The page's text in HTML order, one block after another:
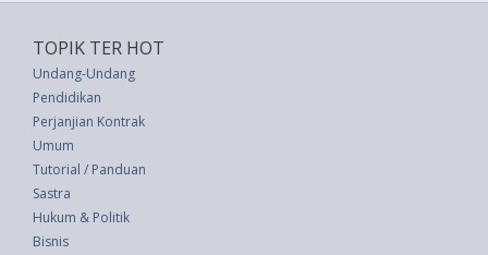
TOPIK TER HOT
Undang-Undang
Pendidikan
Perjanjian Kontrak
Umum
Tutorial / Panduan
Sastra
Hukum & Politik
Bisnis